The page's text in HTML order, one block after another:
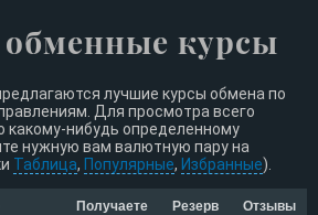
курсы
лучшие курсы обмена по
Для просмотра всего
какому-нибудь определенному
нужную вам валютную пару на
Таблица, Популярные, Избранные).
Получаете Резерв Отзывы